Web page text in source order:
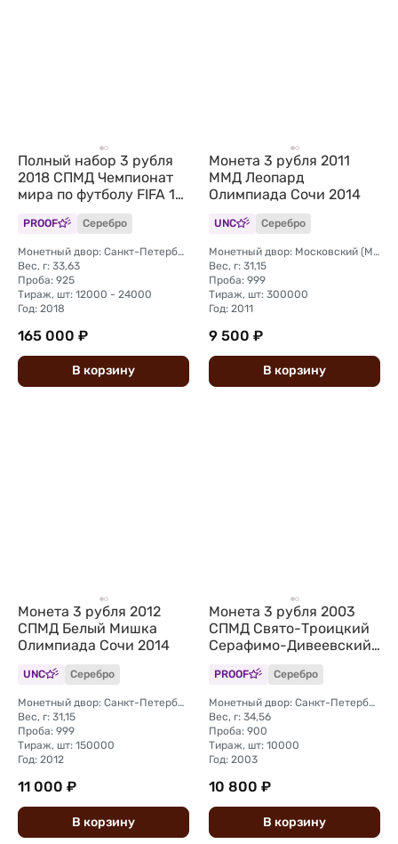
Полный набор 3 рубля
2018 СПМД Чемпионат
мира по футболу FIFA 12
монет + марки
PROOF Серебро
Монетный двор: Санкт-Петербургский (СПМД)
Вес, г: 33,63
Проба: 925
Тираж, шт: 12000 - 24000
Год: 2018
165 000 ₽
В корзину
Монета 3 рубля 2011
ММД Леопард
Олимпиада Сочи 2014
UNC Серебро
Монетный двор: Московский (ММД)
Вес, г: 31,15
Проба: 999
Тираж, шт: 300000
Год: 2011
9 500 ₽
В корзину
Монета 3 рубля 2012
СПМД Белый Мишка
Олимпиада Сочи 2014
UNC Серебро
Монетный двор: Санкт-Петербургский (СПМД)
Вес, г: 31,15
Проба: 999
Тираж, шт: 150000
Год: 2012
11 000 ₽
В корзину
Монета 3 рубля 2003
СПМД Свято-Троицкий
Серафимо-Дивеевский
монастырь
PROOF Серебро
Монетный двор: Санкт-Петербургский (СПМД)
Вес, г: 34,56
Проба: 900
Тираж, шт: 10000
Год: 2003
10 800 ₽
В корзину